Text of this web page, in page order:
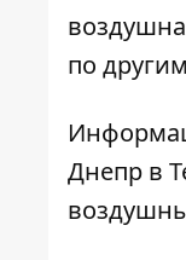
по
Днепр в